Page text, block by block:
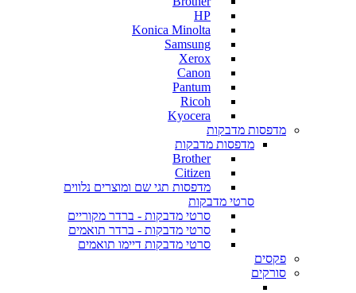
HP
Konica Minolta
Samsung
Xerox
Canon
Pantum
Ricoh
Kyocera
מדפסות מדבקות
מדפסות מדבקות
Brother
Citizen
מדפסות תגי שם ומוצרים נלווים
סרטי מדבקות
סרטי מדבקות - ברדר מקוריים
סרטי מדבקות - ברדר תואמים
סרטי מדבקות דיימו תואמים
פקסים
סורקים